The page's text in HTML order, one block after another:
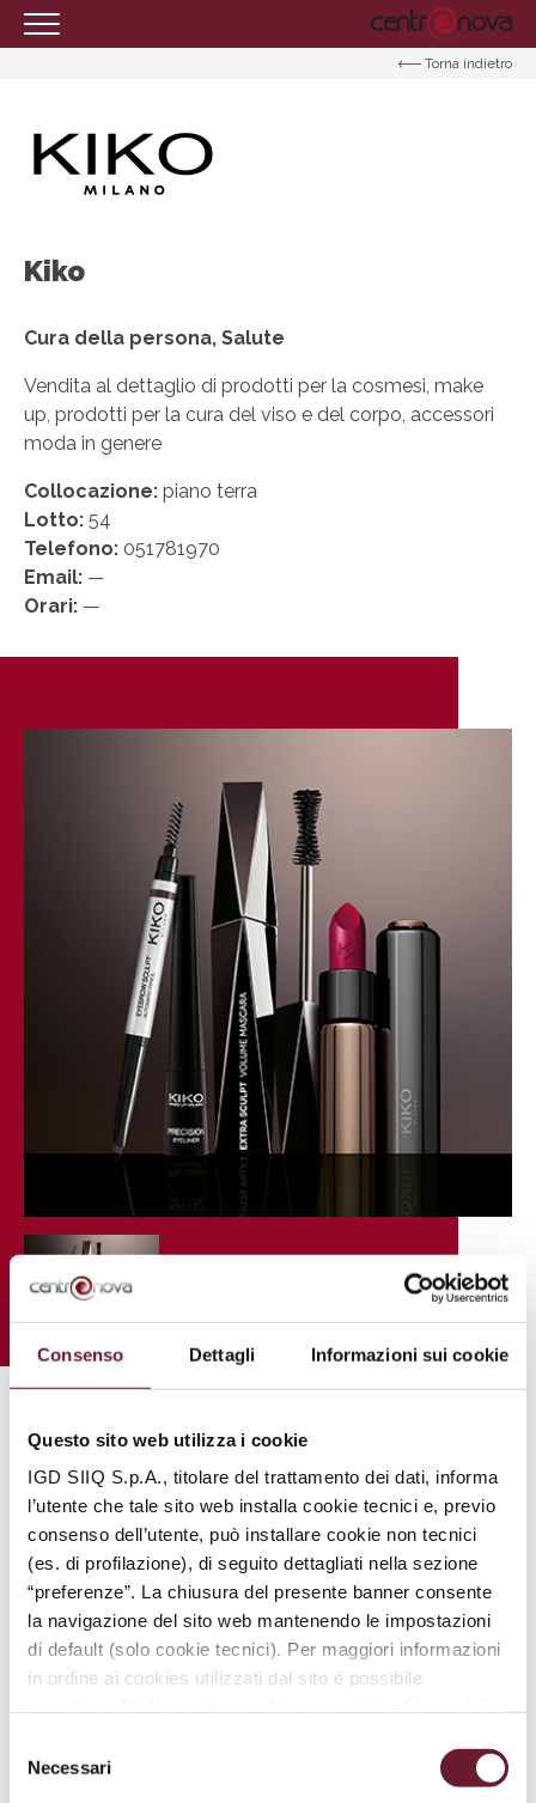
Consenso Dettagli Informazioni sui cookie
Questo sito web utilizza i cookie
IGD SIIQ S.p.A., titolare del trattamento dei dati, informa
l’utente che tale sito web installa cookie tecnici e, previo
consenso dell’utente, può installare cookie non tecnici
(es. di profilazione), di seguito dettagliati nella sezione
“preferenze”. La chiusura del presente banner consente
la navigazione del sito web mantenendo le impostazioni
di default (solo cookie tecnici). Per maggiori informazioni
in ordine ai cookies utilizzati dal sito è possibile
mediante il link “
delNecessari
ORARI
EVENTI
SERVIZI
IL TUO BUSINESS AL CENTRO
CONTATTI
Torna indietro
Kiko
Cura della persona, Salute
Vendita al dettaglio di prodotti per la cosmesi, make
up, prodotti per la cura del viso e del corpo, accessori
moda in genere
Collocazione: piano terra
Lotto: 54
Telefono: 051781970
Email: —
Orari: —
Kiko
Scopri